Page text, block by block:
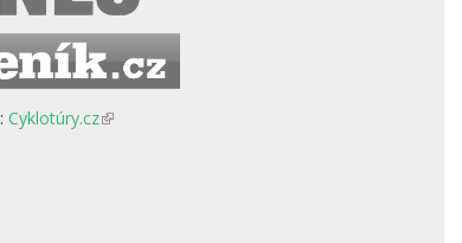
Cyklotúry.cz(odkaz